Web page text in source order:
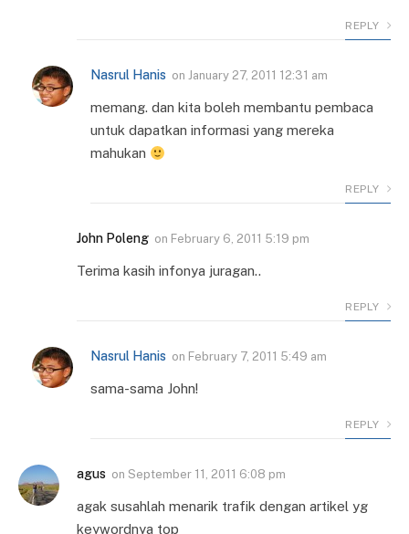
REPLY
Nasrul Hanis on January 27, 2011 12:31 am
memang. dan kita boleh membantu pembaca
untuk dapatkan informasi yang mereka
mahukan
REPLY
John Poleng on February 6, 2011 5:19 pm
Terima kasih infonya juragan..
REPLY
Nasrul Hanis on February 7, 2011 5:49 am
sama-sama John!
REPLY
agus on September 11, 2011 6:08 pm
agak susahlah menarik trafik dengan artikel yg
keywordnya top